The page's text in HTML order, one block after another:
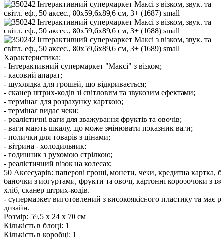
Характеристика:
- Інтерактивний супермаркет "Максі" з візком;
- касовий апарат;
- шухлядка для грошей, що відкривається;
- сканер штрих-кодів зі світловим та звуковим ефектами;
- термінал для розрахунку карткою;
- термінал видає чеки;
- реалістичні ваги для зважування фруктів та овочів;
- ваги мають шкалу, що може змінювати показник ваги;
- полички для товарів з цінами;
- вітрина - холодильник;
- годинник з рухомою стрілкою;
- реалістичний візок на колесах;
50 Аксесуарів: паперові гроші, монети, чеки, кредитна картка,
баночки з йогуртами, фрукти та овочі, картонні коробочоки з
хліб, сканер штрих-кодів.
- супермаркет виготовлений з високоякісного пластику та має
дизайн.
Розмір: 59,5 х 24 х 70 см
Кількість в блоці: 1
Кількість в коробці: 1